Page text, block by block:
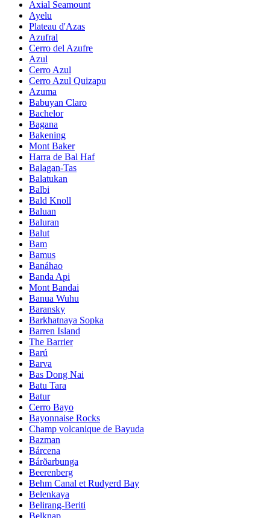
Axial Seamount
Ayelu
Plateau d'Azas
Azufral
Cerro del Azufre
Azul
Cerro Azul
Cerro Azul Quizapu
Azuma
Babuyan Claro
Bachelor
Bagana
Bakening
Mont Baker
Harra de Bal Haf
Balagan-Tas
Balatukan
Balbi
Bald Knoll
Baluan
Baluran
Balut
Bam
Bamus
Banáhao
Banda Api
Mont Bandai
Banua Wuhu
Baransky
Barkhatnaya Sopka
Barren Island
The Barrier
Barú
Barva
Bas Dong Nai
Batu Tara
Batur
Cerro Bayo
Bayonnaise Rocks
Champ volcanique de Bayuda
Bazman
Bárcena
Bárðarbunga
Beerenberg
Behm Canal et Rudyerd Bay
Belenkaya
Belirang-Beriti
Belknap